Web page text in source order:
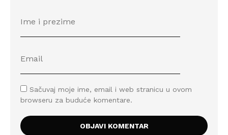
Sačuvaj moje ime, email i web stranicu u ovom
browseru za buduće komentare.